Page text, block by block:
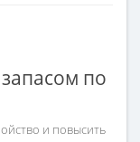
по
и повысить